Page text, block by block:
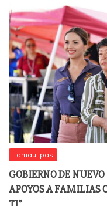
Tamaulipas
GOBIERNO DE
APOYOS A FAMILIAS